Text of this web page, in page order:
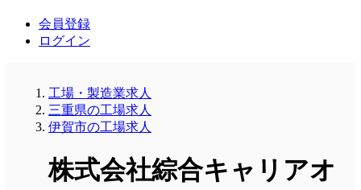
会員登録
ログイン
工場・製造業求人
三重県の工場求人
伊賀市の工場求人
株式会社綜合キャリアオ